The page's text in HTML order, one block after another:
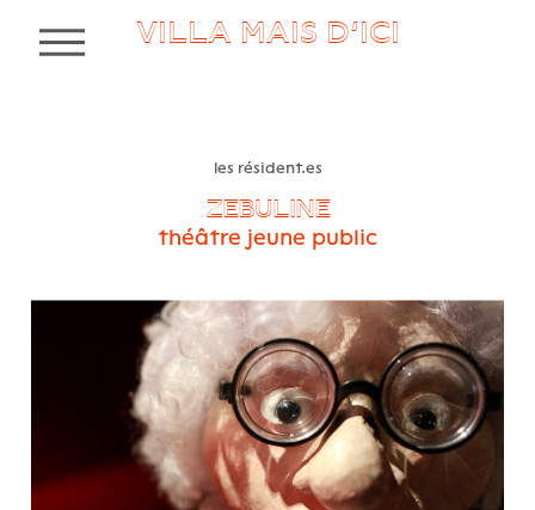
VILLA MAIS D’ICI
MENU
les résident.es
ZEBULINE
théâtre jeune public